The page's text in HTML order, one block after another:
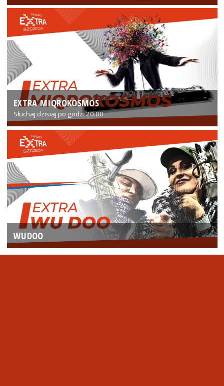
EXTRA MIQROKOSMOS
Słuchaj dzisiaj po godz. 20:00
WUDOO